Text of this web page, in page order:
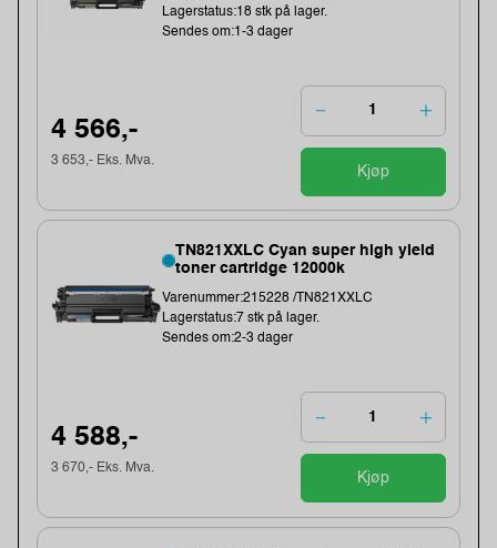
Lagerstatus:18 stk på lager.
Sendes om:1-3 dager
4 566,-
3 653,- Eks. Mva.
Kjøp
TN821XXLC Cyan super high yield
toner cartridge 12000k
Varenummer:215228 /TN821XXLC
Lagerstatus:7 stk på lager.
Sendes om:2-3 dager
4 588,-
3 670,- Eks. Mva.
Kjøp